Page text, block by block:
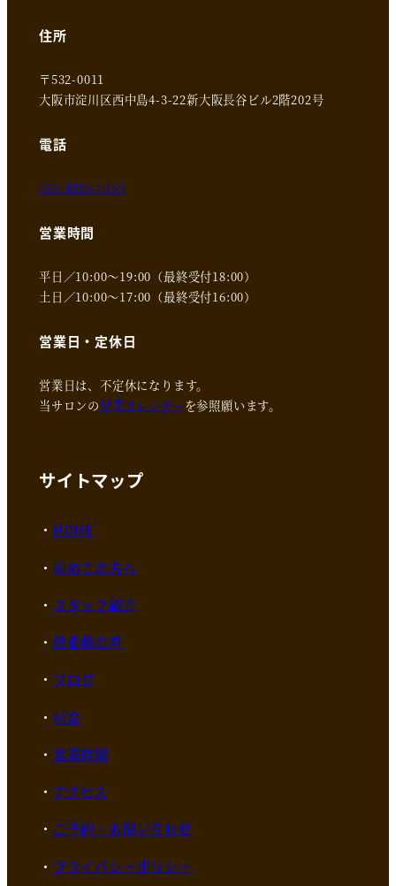
住所
〒532-0011
大阪市淀川区西中島4-3-22新大阪長谷ビル2階202号
電話
080-3824-0369
営業時間
平日／10:00～19:00（最終受付18:00）
土日／10:00～17:00（最終受付16:00）
営業日・定休日
営業日は、不定休になります。
当サロンの営業カレンダーを参照願います。
サイトマップ
HOME
初めての方へ
スタッフ紹介
患者様の声
ブログ
料金
営業時間
アクセス
ご予約・お問い合わせ
プライバシーポリシー